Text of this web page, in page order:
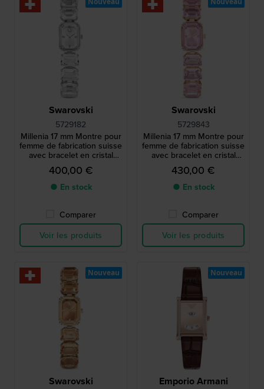
Swarovski
5729182
Millenia 17 mm Montre pour
femme de fabrication suisse
avec bracelet en cristal
octogonal
400,00 €
● En stock
Comparer
Voir les produits
Swarovski
5729843
Millenia 17 mm Montre pour
femme de fabrication suisse
avec bracelet en cristal
octogonal
430,00 €
● En stock
Comparer
Voir les produits
Swarovski
Nouveau
Emporio Armani
Nouveau